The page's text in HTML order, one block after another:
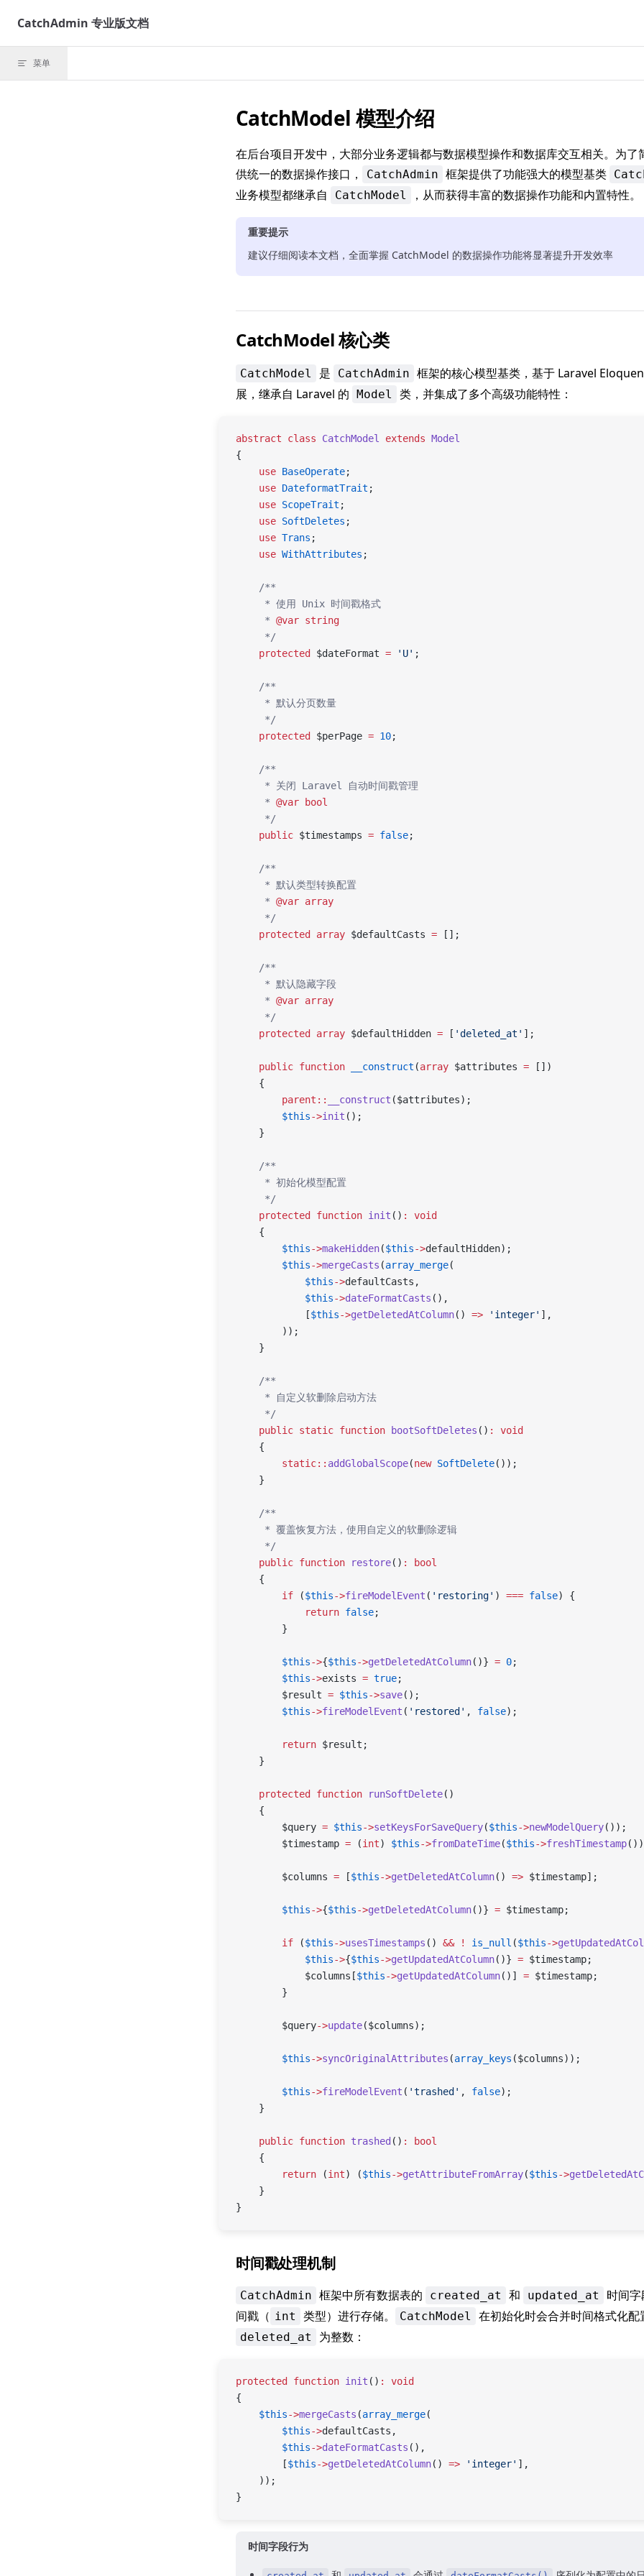
Skip to content
CatchAdmin 专业版文档
菜单
CatchModel 模型介绍
在后台项目开发中，大部分业务逻辑都与数据模型操作和数据库交互相关。为了
供统一的数据操作接口，
CatchAdmin 框架提供了功能强大的模型基类
业务模型都继承自 CatchModel ，从而获得丰富的数据操作功能和内置特性。
重要提示
建议仔细阅读本文档，全面掌握 CatchModel 的数据操作功能将显著提升开发效率
CatchModel 核心类
CatchModel 是 CatchAdmin 框架的核心模型基类，基于 Laravel
展，继承自 Laravel 的 Model 类，并集成了多个高级功能特性：
abstract class CatchModel extends Model
{
    use
BaseOperate;
    use
DateformatTrait ;
    use
ScopeTrait ;
    use
SoftDeletes ;
    use
Trans ;
    use
WithAttributes ;
    /**
     * 使用 Unix 时间戳格式
     *
@var string
     */
    protected
$dateFormat = 'U' ;
    /**
     * 默认分页数量
     */
    protected
$perPage = 10;
    /**
     * 关闭 Laravel 自动时间戳管理
     *
@var bool
     */
    public
$timestamps = false;
    /**
     * 默认类型转换配置
     *
@var array
     */
    protected
array $defaultCasts = [];
    /**
     * 默认隐藏字段
     *
@var array
     */
    protected
array $defaultHidden = [ 'deleted_at' ];
    public
function __construct (array $attributes = [])
    {
        parent::
__construct ($attributes);
        $this
->init ();
    }
    /**
     * 初始化模型配置
     */
    protected
function init () :
void
    {
        $this
->makeHidden($this->defaultHidden);
        $this
->mergeCasts (array_merge(
            $this
->defaultCasts,
            $this
->dateFormatCasts (),
            [
$this->getDeletedAtColumn() => 'integer' ],
        ));
    }
    /**
     * 自定义软删除启动方法
     */
    public
static function bootSoftDeletes () :
void
    {
        static::
addGlobalScope(new SoftDelete());
    }
    /**
     * 覆盖恢复方法，使用自定义的软删除逻辑
     */
    public
function restore() :
bool
    {
        if
($this->fireModelEvent ( 'restoring' ) === false) {
            return
false;
        }
        $this
->{$this->getDeletedAtColumn()} = 0;
        $this
->exists = true;
        $result
= $this->save();
        $this
->fireModelEvent ( 'restored' , false);
        return
$result;
    }
    protected
function runSoftDelete()
    {
        $query
= $this->setKeysForSaveQuery($this->newModelQuery());
        $timestamp
= (int) $this->fromDateTime($this->freshTimestamp
        $columns
= [$this->getDeletedAtColumn() => $timestamp];
        $this
->{$this->getDeletedAtColumn()} = $timestamp;
        if
($this->usesTimestamps () && ! is_null ($this->
            $this
->{$this->getUpdatedAtColumn()} = $timestamp;
            $columns[
$this->getUpdatedAtColumn()] = $timestamp;
        }
        $query
->update($columns);
        $this
->syncOriginalAttributes (array_keys ($columns));
        $this
->fireModelEvent ( 'trashed' , false);
    }
    public
function trashed () :
bool
    {
        return
(int) ($this->getAttributeFromArray($this->
    }
}
时间戳处理机制
CatchAdmin 框架中所有数据表的 created_at 和 updated_at
时间
间戳（ int 类型）进行存储。 CatchModel 在初始化时会合并时间格式化配
deleted_at 为整数：
protected function init () :
void
{
    $this
->mergeCasts (array_merge(
        $this
->defaultCasts,
        $this
->dateFormatCasts (),
        [
$this->getDeletedAtColumn() => 'integer' ],
    ));
}
时间字段行为